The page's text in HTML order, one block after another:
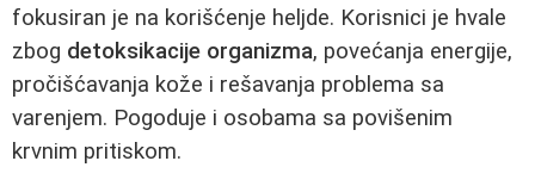
fokusiran je na korišćenje heljde. Korisnici je hvale
zbog detoksikacije organizma, povećanja energije,
pročišćavanja kože i rešavanja problema sa
varenjem. Pogoduje i osobama sa povišenim
krvnim pritiskom.